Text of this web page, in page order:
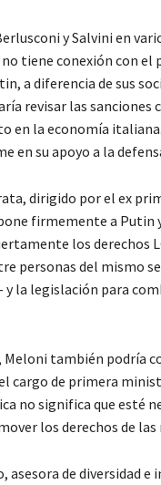
y Salvini en
tiene conexión con el
a diferencia de sus
revisar las sanciones
en la economía
en su apoyo a la
dirigido por el ex
firmemente a Putin
los derechos
personas del mismo
y la legislación para
Meloni también podría
cargo de primera
no significa que esté
los derechos de las
asesora de diversidad e